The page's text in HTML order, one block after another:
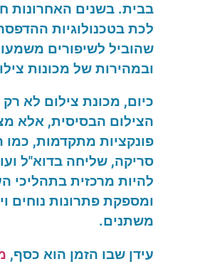
בבית. בשנים האחרונות
לכת בטכנולוגיות
שהוביל לשיפורים
ובמהירות של מכונות
כיום, מכונת צילום לא רק
הצילום הבסיסית, אלא
פונקציות מתקדמות, כמו
סריקה, שליחה בדוא"ל
להיות מרכזית בתהליכי
ומספקת פתרונות נוחים
משתנים.
עידן שבו הזמן הוא כסף,